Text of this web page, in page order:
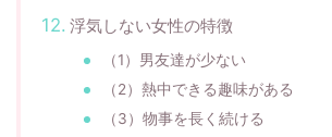
浮気しない女性の特徴
（1）男友達が少ない
（2）熱中できる趣味がある
（3）物事を長く続ける